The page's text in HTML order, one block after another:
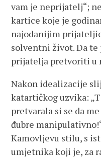
vam je neprijatelj“;
kartice koje je
najodanijim
solventni život. Da
prijatelja pretvoriti u
Nakon idealizacije
katartičkog uzvika:
pretvarala si se da
đubre
Kamovljevu stilu, s
umjetnika koji je, za